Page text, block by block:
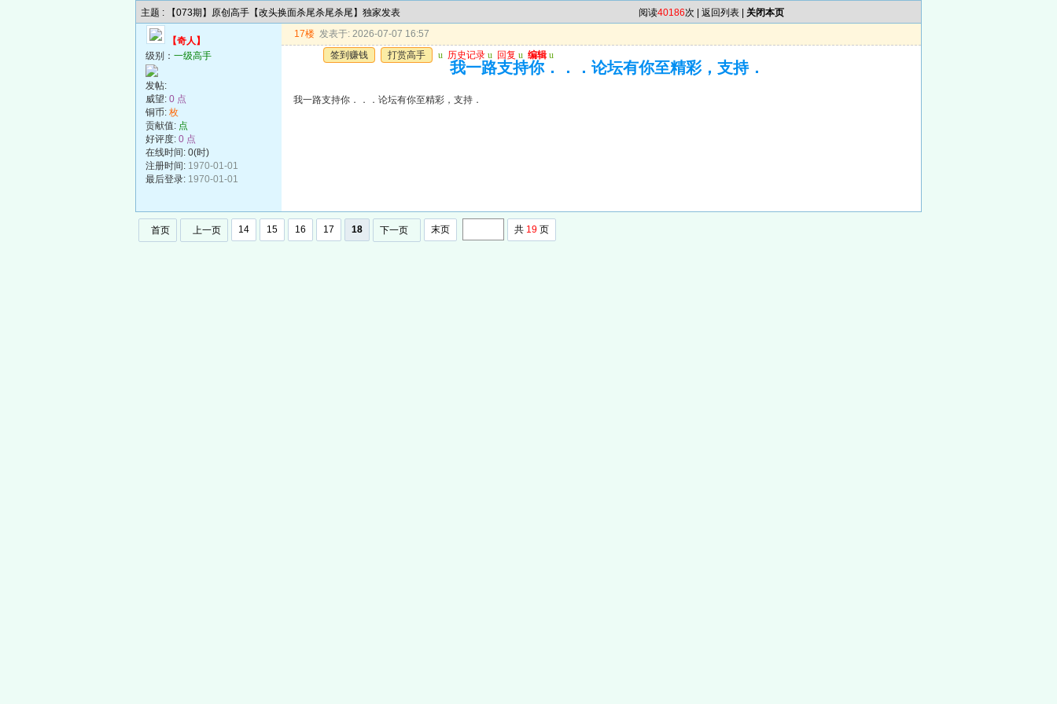
主题 : 【073期】原创高手【改头换面杀尾杀尾杀尾】独家发表 阅读40186次 | 返回列表 关闭本页
【奇人】
级别： 一级高手
发帖:
威望: 0 点
铜币: 枚
贡献值: 点
好评度: 0 点
在线时间: 0(时)
注册时间: 1970-01-01
最后登录: 1970-01-01
17楼 发表于: 2026-07-07 16:57
签到赚钱
打赏高手 u 历史记录 u 回复 u 编辑 u
我一路支持你．．．论坛有你至精彩，支持．
我一路支持你．．．论坛有你至精彩，支持．
首页 上一页 14 15 16 17 18 下一页 末页 共 19 页